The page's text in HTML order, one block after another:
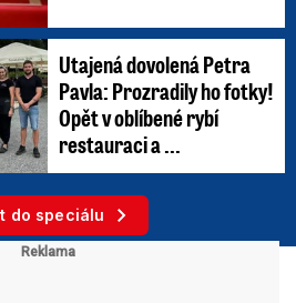
Utajená dovolená Petra
Pavla: Prozradily ho fotky!
Opět v oblíbené rybí
restauraci a ...
do speciálu